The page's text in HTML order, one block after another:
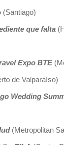
(Santiago)
que falta
Expo BTE
de Valparaíso)
Wedding
(Metropolitan